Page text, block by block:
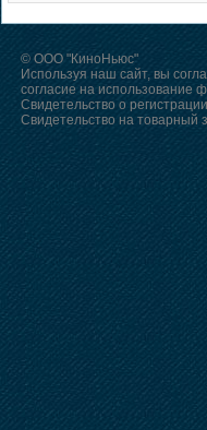
© ООО "КиноНьюс"
Используя наш сайт, вы
согласие на использование
Свидетельство о
Свидетельство на товарный